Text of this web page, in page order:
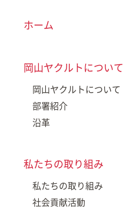
ホーム
岡山ヤクルトについて
岡山ヤクルトについて
部署紹介
沿革
私たちの取り組み
私たちの取り組み
社会貢献活動